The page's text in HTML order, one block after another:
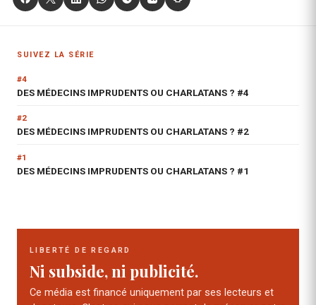
SUIVEZ LA SÉRIE
#4
DES MÉDECINS IMPRUDENTS OU CHARLATANS ? #4
#2
DES MÉDECINS IMPRUDENTS OU CHARLATANS ? #2
#1
DES MÉDECINS IMPRUDENTS OU CHARLATANS ? #1
LIBERTÉ DE REGARD
Ni subside, ni publicité.
Ce média est financé uniquement par ses lecteurs et